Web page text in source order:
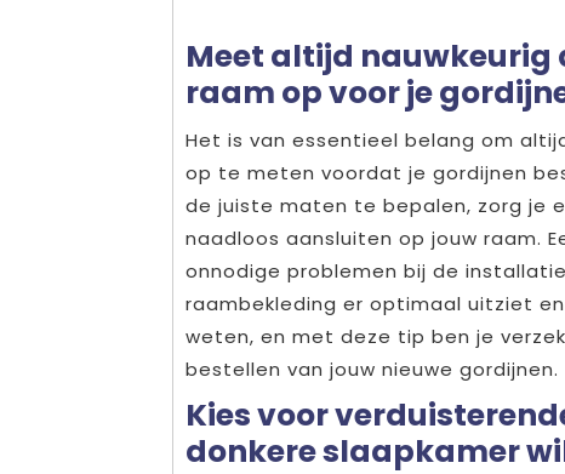
Meet altijd nauwkeurig
raam op voor je
Het is van essentieel belang om
op te meten voordat je gordijnen
de juiste maten te bepalen, zorg je
naadloos aansluiten op jouw raam.
onnodige problemen bij de
raambekleding er optimaal uitziet
weten, en met deze tip ben je
bestellen van jouw nieuwe gordijnen.
Kies voor
donkere slaapkamer